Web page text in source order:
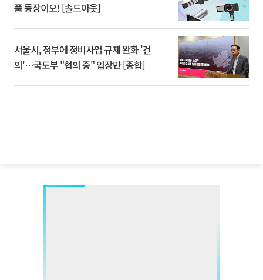
품 등장이오! [솔드아웃]
서울시, 정부에 정비사업 규제 완화 '건
의'⋯국토부 "협의 중" 입장만 [종합]